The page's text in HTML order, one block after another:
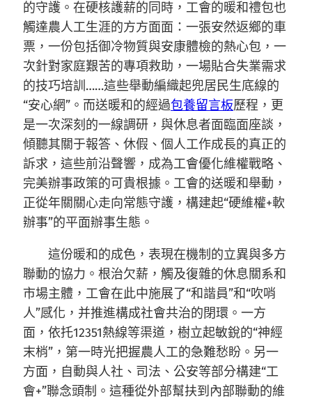
的守護。在硬核護薪的同時，工會的暖和禮包也
觸達農人工生涯的方方面面：一張安然返鄉的車
票，一份包括御冷物質與安康體檢的熱心包，一
次針對家庭艱苦的專項救助，一場貼合失業需求
的技巧培訓……這些舉動編織起兜居民生底線的
“安心網”。而送暖和的經過包養留言板歷程，更
是一次深刻的一線調研，與休息者面臨面座談，
傾聽其關于報答、休假、個人工作成長的真正的
訴求，這些前沿聲響，成為工會優化維權戰略、
完美辦事政策的可貴根據。工會的送暖和舉動，
正從年關關心走向常態守護，構建起“硬維權+軟
辦事”的平面辦事生態。
這份暖和的成色，表現在機制的立異與多方
聯動的協力。根治欠薪，觸及復雜的休息關系和
市場主體，工會在此中施展了“和諧員”和“吹哨
人”感化，并推進構成社會共治的閉環。一方
面，依托12351熱線等渠道，樹立起敏銳的“神經
末梢”，第一時光把握農人工的急難愁盼。另一
方面，自動與人社、司法、公安等部分構建“工
會+”聯念頭制。這種從外部幫扶到內部聯動的維